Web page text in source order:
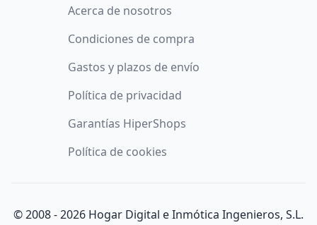
Acerca de nosotros
Condiciones de compra
Gastos y plazos de envío
Política de privacidad
Garantías HiperShops
Política de cookies
© 2008 -2026 Hogar Digital e Inmótica Ingenieros, S.L.